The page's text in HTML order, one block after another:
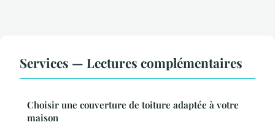
Services — Lectures complémentaires
Choisir une couverture de toiture adaptée à votre
maison